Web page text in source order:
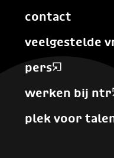
contact
veelgestelde
pers
werken bij ntr
plek voor